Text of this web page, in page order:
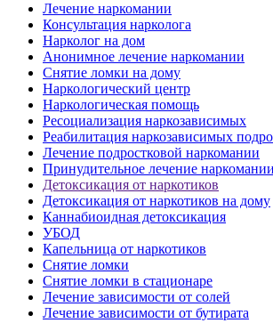
Лечение наркомании
Консультация нарколога
Нарколог на дом
Анонимное лечение наркомании
Снятие ломки на дому
Наркологический центр
Наркологическая помощь
Ресоциализация наркозависимых
Реабилитация наркозависимых
Лечение подростковой наркомании
Принудительное лечение наркомании
Детоксикация от наркотиков
Детоксикация от наркотиков на дому
Каннабиоидная детоксикация
УБОД
Капельница от наркотиков
Снятие ломки
Снятие ломки в стационаре
Лечение зависимости от солей
Лечение зависимости от бутирата